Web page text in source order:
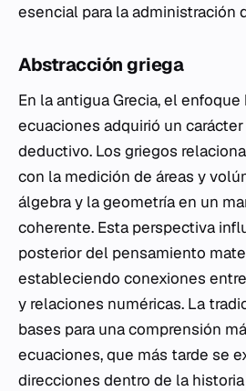
esencial para la administración
Abstracción griega
En la antigua Grecia, el enfoque
ecuaciones adquirió un
deductivo. Los griegos
con la medición de áreas y
álgebra y la geometría en un
coherente. Esta perspectiva
posterior del pensamiento
estableciendo conexiones
y relaciones numéricas. La
bases para una comprensión
ecuaciones, que más tarde se
direcciones dentro de la